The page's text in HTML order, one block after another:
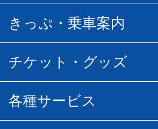
所要時間
空の散歩道
普通運賃
団体乗車
きっぷ・乗車案内
乗車券の種類
フリーきっぷ
チケット・グッズ
駅窓口販売チケット
各種サービス